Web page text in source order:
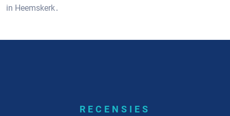
in Heemskerk․
RECENSIES